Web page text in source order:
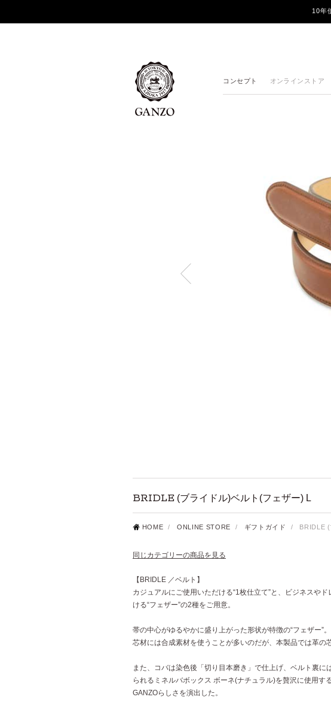
10年
コンセプト オンラインストア
BRIDLE (ブライドル)ベルト(フェザー) L
HOME / ONLINE STORE / ギフトガイド / BRIDLE (
同じカテゴリーの商品を見る
【BRIDLE ／ベルト】
カジュアルにご使用いただける“1枚仕立て”と、ビジネスや
ける“フェザー”の2種をご用意。
帯の中心がゆるやかに盛り上がった形状が特徴の“フェザー”。
芯材には合成素材を使うことが多いのだが、本製品では革の
また、コバは染色後「切り目本磨き」で仕上げ、ベルト裏に
られるミネルバボックス ボーネ(ナチュラル)を贅沢に使用す
GANZOらしさを演出した。